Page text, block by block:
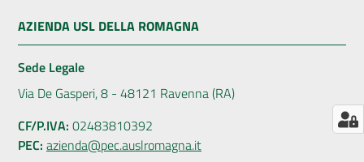
dei
Servizi
Dedicato
Bandi
AZIENDA USL DELLA ROMAGNA
Sede Legale
Via De Gasperi, 8 - 48121 Ravenna (RA)
CF/P.IVA: 02483810392
PEC: azienda@pec.auslromagna.it